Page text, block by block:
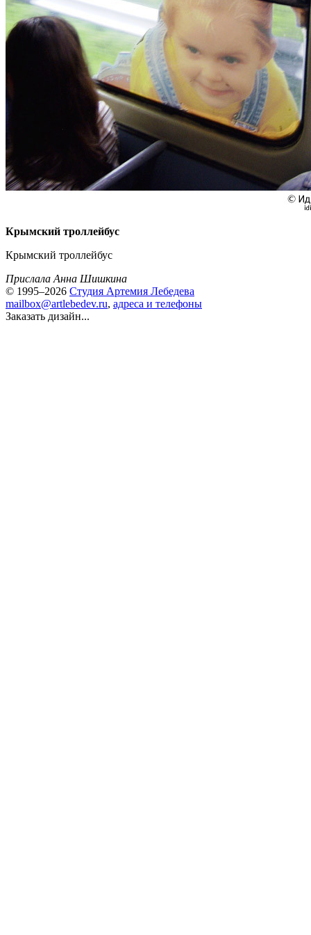
Крымский троллейбус
Крымский троллейбус
Прислала Анна Шишкина
© 1995–2026 Студия Артемия Лебедева
mailbox@artlebedev.ru, адреса и телефоны
Заказать дизайн...